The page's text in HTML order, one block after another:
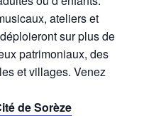
ateliers et
sur plus de
patrimoniaux, des
et villages. Venez
de Sorèze